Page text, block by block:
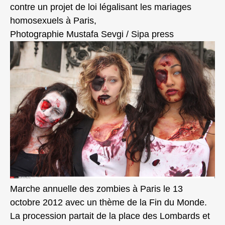
contre un projet de loi légalisant les mariages
homosexuels à Paris,
Photographie Mustafa Sevgi / Sipa press
Marche annuelle des zombies à Paris le 13
octobre 2012 avec un thème de la Fin du Monde.
La procession partait de la place des Lombards et